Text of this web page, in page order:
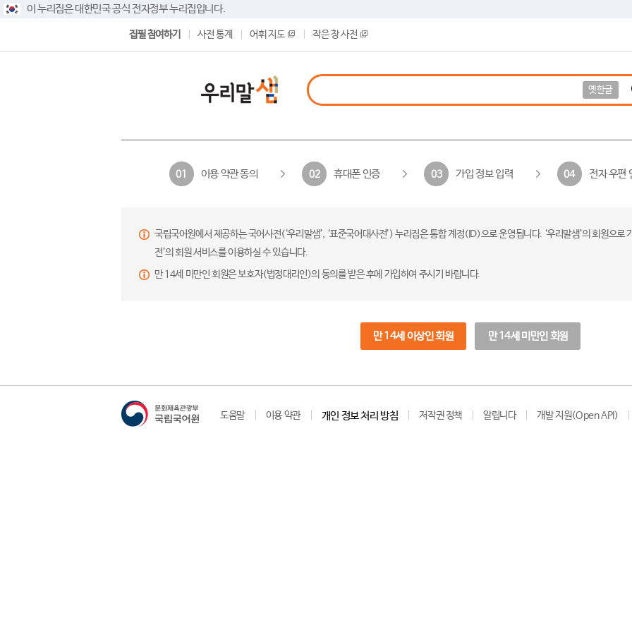
이 누리집은 대한민국 공식 전자정부 누리집입니다.
집필 참여하기 사전 통계 어휘 지도 작은 창 사전
옛한글
01 이용 약관 동의 02 휴대폰 인증 03 가입 정보 입력 04 전자 우편
국립국어원에서 제공하는 국어사전(‘우리말샘’, ‘표준국어대사전’) 누리집은 통합 계정(ID)으로 운영됩니다. ‘우리말샘’의 회원으
전’의 회원 서비스를 이용하실 수 있습니다.
만 14세 미만인 회원은 보호자(법정대리인)의 동의를 받은 후에 가입하여 주시기 바랍니다.
만 14세 이상인 회원 만 14세 미만인 회원
도움말 이용 약관 개인 정보 처리 방침 저작권 정책 알립니다 개발 지원(Open API)